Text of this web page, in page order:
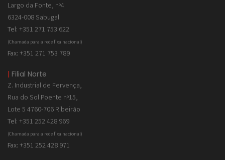
Largo da Fonte, nº4
6324-008 Sabugal
Tel: +351 271 753 622
(Chamada para a rede fixa nacional)
Fax: +351 271 753 789
| Filial Norte
Z. Industrial de Fervença,
Rua do Sol Poente nº15,
Lote 5 4760-706 Ribeirão
Tel: +351 252 428 969
(Chamada para a rede fixa nacional)
Fax: +351 252 428 971